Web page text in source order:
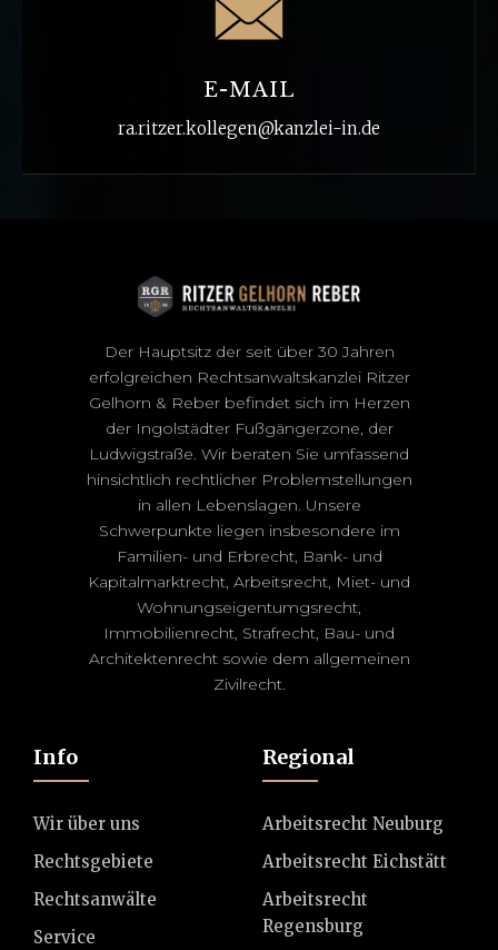
E-MAIL
ra.ritzer.kollegen@kanzlei-in.de
Der Hauptsitz der seit über 30 Jahren
erfolgreichen Rechtsanwaltskanzlei Ritzer
Gelhorn & Reber befindet sich im Herzen
der Ingolstädter Fußgängerzone, der
Ludwigstraße. Wir beraten Sie umfassend
hinsichtlich rechtlicher Problemstellungen
in allen Lebenslagen. Unsere
Schwerpunkte liegen insbesondere im
Familien- und Erbrecht, Bank- und
Kapitalmarktrecht, Arbeitsrecht, Miet- und
Wohnungseigentumgsrecht,
Immobilienrecht, Strafrecht, Bau- und
Architektenrecht sowie dem allgemeinen
Zivilrecht.
Info
Wir über uns
Rechtsgebiete
Rechtsanwälte
Service
Regional
Arbeitsrecht Neuburg
Arbeitsrecht Eichstätt
Arbeitsrecht
Regensburg